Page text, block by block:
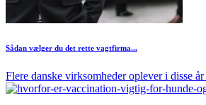
Sådan vælger du det rette vagtfirma...
Flere danske virksomheder oplever i disse